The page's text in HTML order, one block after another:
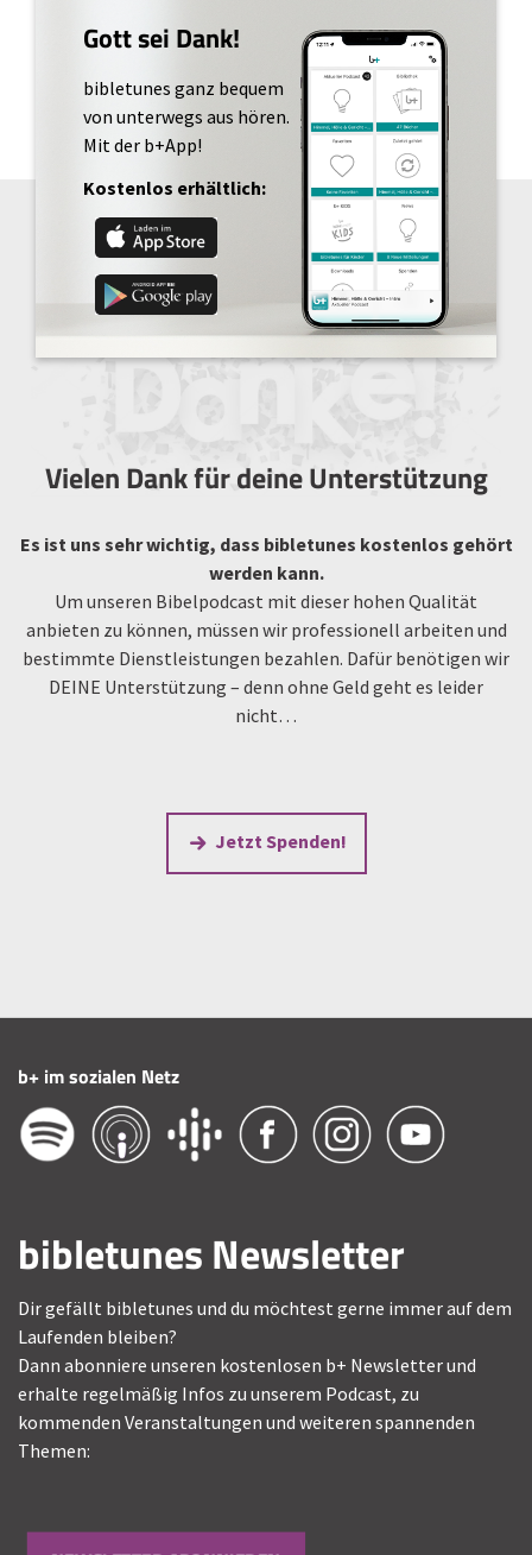
Gott sei Dank!
bibletunes ganz bequem
von unterwegs aus hören.
Mit der b+App!
Kostenlos erhältlich:
Vielen Dank für deine Unterstützung
Es ist uns sehr wichtig, dass bibletunes kostenlos gehört
werden kann.
Um unseren Bibelpodcast mit dieser hohen Qualität
anbieten zu können, müssen wir professionell arbeiten und
bestimmte Dienstleistungen bezahlen. Dafür benötigen wir
DEINE Unterstützung – denn ohne Geld geht es leider
nicht…
Jetzt Spenden!
b+ im sozialen Netz
bibletunes Newsletter
Dir gefällt bibletunes und du möchtest gerne immer auf dem
Laufenden bleiben?
Dann abonniere unseren kostenlosen b+ Newsletter und
erhalte regelmäßig Infos zu unserem Podcast, zu
kommenden Veranstaltungen und weiteren spannenden
Themen: